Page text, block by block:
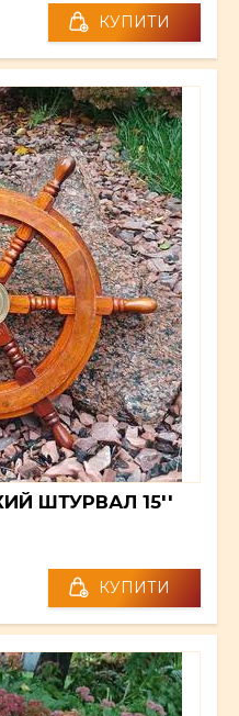
КУПИТИ
ШТУРВАЛ 15''
КУПИТИ